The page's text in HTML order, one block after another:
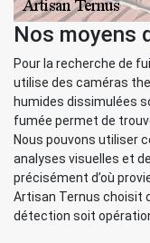
Nos moyens
Pour la recherche de
utilise des caméras
humides dissimulées
fumée permet de
Nous pouvons utiliser
analyses visuelles et
précisément d’où
Artisan Ternus choisit
détection soit